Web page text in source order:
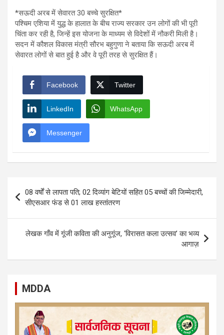
*सऊदी अरब में सेवारत 30 बच्चे सुरक्षित*
पश्चिम एशिया में युद्ध के हालात के बीच राज्य सरकार उन लोगों की भी पूरी
चिंता कर रही है, जिन्हें इस योजना के माध्यम से विदेशों में नौकरी मिली है।
सदन में कौशल विकास मंत्री सौरभ बहुगुणा ने बताया कि सऊदी अरब में
सेवारत लोगों से बात हुई है और वे पूरी तरह से सुरक्षित हैं।
Facebook Twitter
LinkedIn WhatsApp
Messenger
navigation
08 वर्षों से लापता पति; 02 दिव्यांग बेटियों सहित 05 बच्चों की जिम्मेदारी,
सीएसआर फंड से 01 लाख हस्तांतरण
लेखक गाँव में गूंजी कविता की अनुगूंज, ‘विरासत कला उत्सव’ का भव्य
आगाज़
MDDA